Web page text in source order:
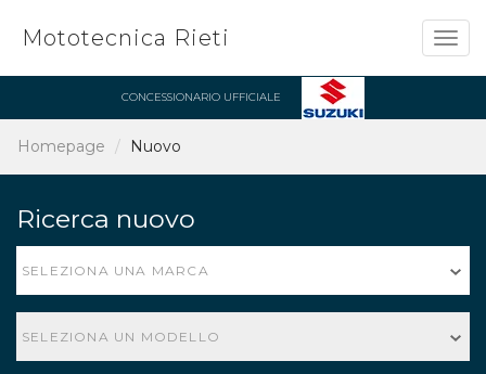
Mototecnica Rieti
CONCESSIONARIO UFFICIALE
Homepage Nuovo
Ricerca nuovo
SELEZIONA UNA MARCA
SELEZIONA UN MODELLO